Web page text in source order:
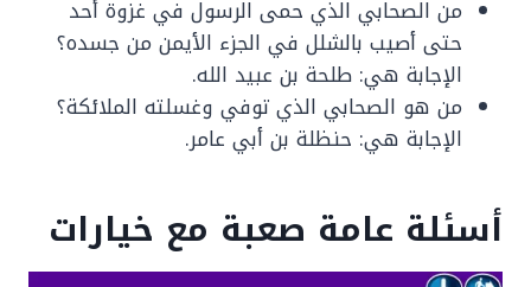
من الصحابي الذي حمى الرسول في غزوة أحد
حتى أصيب بالشلل في الجزء الأيمن من جسده؟
الإجابة هي: طلحة بن عبيد الله.
من هو الصحابي الذي توفي وغسلته الملائكة؟
الإجابة هي: حنظلة بن أبي عامر.
أسئلة عامة صعبة مع خيارات